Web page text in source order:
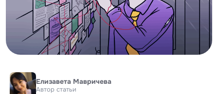
Елизавета Мавричева
Автор статьи